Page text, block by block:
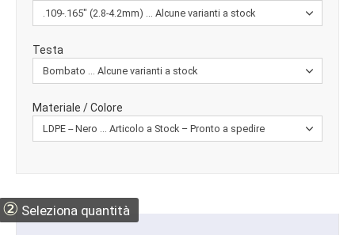
Testa
Materiale / Colore
② Seleziona quantità